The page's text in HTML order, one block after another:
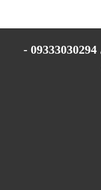
پشتیبانی در ساعات غیر اداری 09333030294 -